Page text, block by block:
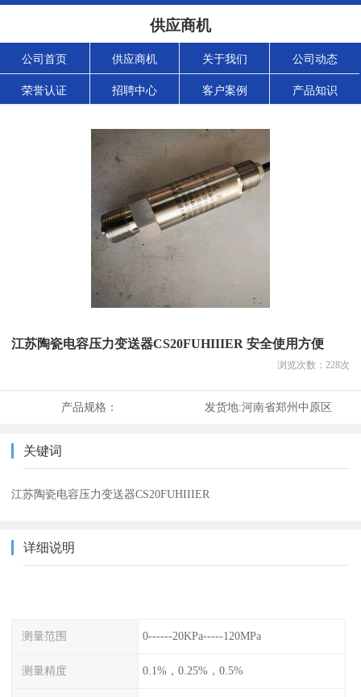
供应商机
公司首页 供应商机 关于我们 公司动态
荣誉认证 招聘中心 客户案例 产品知识
江苏陶瓷电容压力变送器CS20FUHIIIER 安全使用方便
浏览次数： 228次
产品规格： 发货地:河南省郑州中原区
关键词
江苏陶瓷电容压力变送器CS20FUHIIIER
详细说明
测量范围 0------20KPa-----120MPa
测量精度 0.1%，0.25%，0.5%